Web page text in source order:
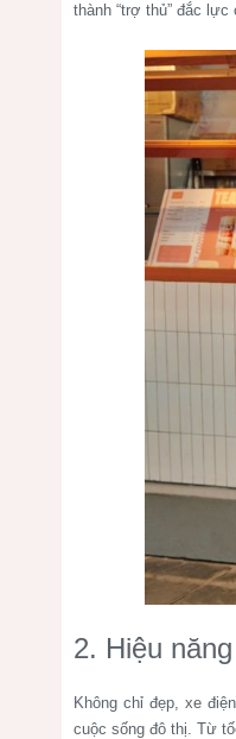
thành “trợ thủ” đắc
2. Hiệu
Không chỉ đẹp, xe
cuộc sống đô thị. Từ